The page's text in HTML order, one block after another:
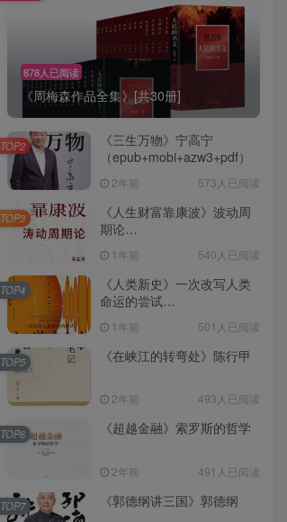
878人已阅读
《周梅森作品全集》[共30册]
《三生万物》宁高宁
（epub+mobi+azw3+pdf）
2年前 573人已阅读
TOP2
《人生财富靠康波》波动周
期论
1年前 540人已阅读
TOP3
《人类新史》一次改写人类
命运的尝试
1年前 501人已阅读
TOP4
《在峡江的转弯处》陈行甲
2年前 493人已阅读
TOP5
《超越金融》索罗斯的哲学
2年前 491人已阅读
TOP6
《郭德纲讲三国》郭德纲
TOP7